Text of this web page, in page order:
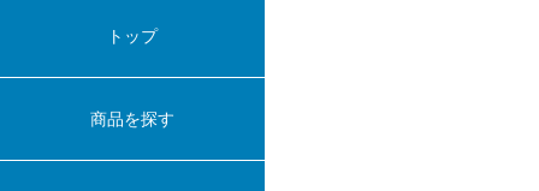
トップ
商品を探す